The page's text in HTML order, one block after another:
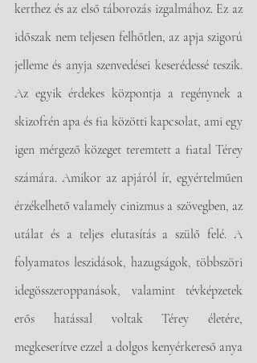
kerthez és az első táborozás izgalmához. Ez az
időszak nem teljesen felhőtlen, az apja szigorú
jelleme és anyja szenvedései keserédessé teszik.
Az egyik érdekes központja a regénynek a
skizofrén apa és fia közötti kapcsolat, ami egy
igen mérgező közeget teremtett a fiatal Térey
számára. Amikor az apjáról ír, egyértelműen
érzékelhető valamely cinizmus a szövegben, az
utálat és a teljes elutasítás a szülő felé. A
folyamatos leszidások, hazugságok, többszöri
idegösszeroppanások, valamint tévképzetek
erős hatással voltak Térey életére,
megkeserítve ezzel a dolgos kenyérkereső anya